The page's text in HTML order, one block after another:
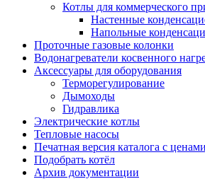
Котлы для коммерческого
Настенные
Напольные
Проточные газовые колонки
Водонагреватели косвенного
Аксессуары для оборудования
Терморегулирование
Дымоходы
Гидравлика
Электрические котлы
Тепловые насосы
Печатная версия каталога с ценами
Подобрать котёл
Архив документации